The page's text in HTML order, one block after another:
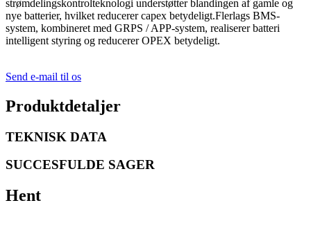
strømdelingskontrolteknologi understøtter blandingen af ​​gamle og
nye batterier, hvilket reducerer capex betydeligt.Flerlags BMS-
system, kombineret med GRPS / APP-system, realiserer batteri
intelligent styring og reducerer OPEX betydeligt.
Send e-mail til os
Produktdetaljer
TEKNISK DATA
SUCCESFULDE SAGER
Hent